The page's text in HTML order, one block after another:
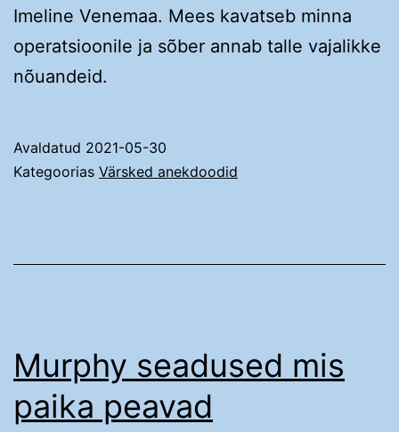
Imeline Venemaa. Mees kavatseb minna
operatsioonile ja sõber annab talle vajalikke
nõuandeid.
Avaldatud 2021-05-30
Kategoorias Värsked anekdoodid
Murphy seadused mis
paika peavad